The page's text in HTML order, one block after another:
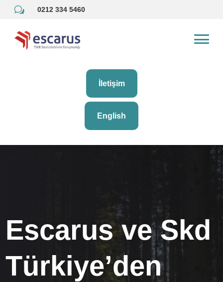
w 0212 334 5460
İletişim
English
Escarus ve Skd
Türkiye’den